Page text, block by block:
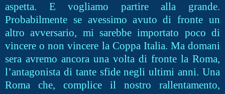
aspetta. E vogliamo partire alla grande.
Probabilmente se avessimo avuto di fronte un
altro avversario, mi sarebbe importato poco di
vincere o non vincere la Coppa Italia. Ma domani
sera avremo ancora una volta di fronte la Roma,
l’antagonista di tante sfide negli ultimi anni. Una
Roma che, complice il nostro rallentamento,